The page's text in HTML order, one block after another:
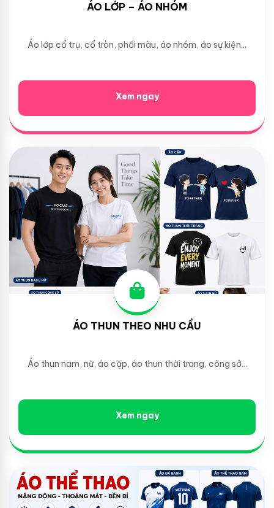
ÁO LỚP – ÁO NHÓM
Áo lớp cổ trụ, cổ tròn, phối màu, áo nhóm, áo sự kiện...
Xem ngay
ÁO THUN THEO NHU CẦU
Áo thun nam, nữ, áo cặp, áo thun thời trang, công sở...
Xem ngay